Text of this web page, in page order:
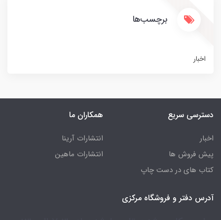
برچسب‌ها
اخبار
دسترسی سریع
اخبار
پیش فروش ها
کتاب های در دست چاپ
همکاران ما
انتشارات آرینا
انتشارات ماهین
آدرس دفتر و فروشگاه مرکزی